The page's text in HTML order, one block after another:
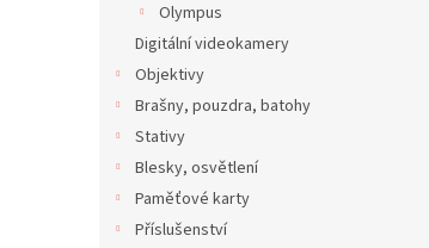
Olympus
Digitální videokamery
Objektivy
Brašny, pouzdra, batohy
Stativy
Blesky, osvětlení
Paměťové karty
Příslušenství